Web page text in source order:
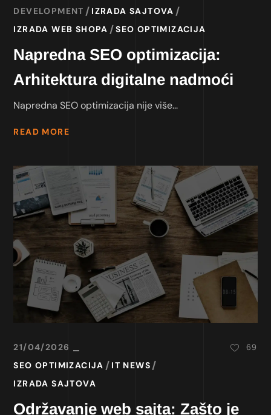
DEVELOPMENT
IZRADA SAJTOVA
IZRADA WEB SHOPA
SEO OPTIMIZACIJA
Napredna SEO optimizacija:
Arhitektura digitalne nadmoći
Napredna SEO optimizacija nije više...
READ MORE
21/04/2026
SEO OPTIMIZACIJA
IT NEWS
IZRADA SAJTOVA
69
Održavanje web sajta: Zašto je